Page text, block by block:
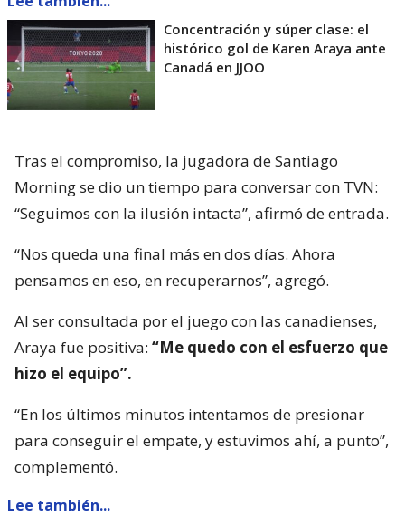
Concentración y súper clase: el
histórico gol de Karen Araya ante
Canadá en JJOO
Tras el compromiso, la jugadora de Santiago
Morning se dio un tiempo para conversar con TVN:
“Seguimos con la ilusión intacta”, afirmó de entrada.
“Nos queda una final más en dos días. Ahora
pensamos en eso, en recuperarnos”, agregó.
Al ser consultada por el juego con las canadienses,
Araya fue positiva: “Me quedo con el esfuerzo que
hizo el equipo”.
“En los últimos minutos intentamos de presionar
para conseguir el empate, y estuvimos ahí, a punto”,
complementó.
Lee también...